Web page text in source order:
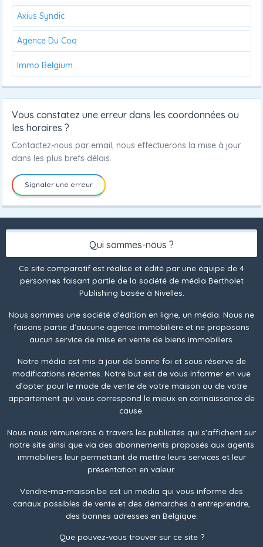
Axius Syndic
Agence Du Coq
Immo Belgium
Vous constatez une erreur dans les coordonnées ou
les horaires ?
Contactez-nous par email, nous effectuerons la mise à jour
dans les plus brefs délais.
Signaler une erreur
Qui sommes-nous ?
Ce site comparatif est réalisé et édité par une équipe de 4
personnes faisant partie de la société de média Bertholet
Publishing basée à Nivelles.
Nous sommes une société d'édition en ligne, un média. Nous ne
faisons partie d'aucune agence immobilière et ne proposons
aucun service de mise en vente de biens immobiliers.
Notre média est mis à jour de bonne foi et sous réserve de
modifications récentes. Notre but est de vous informer en vue
d’opter pour le mode de vente de votre maison ou de votre
appartement qui vous correspond le mieux en connaissance de
cause.
Nous nous rémunérons à travers les publicités qui s'affichent sur
notre site ainsi que via des abonnements proposés aux agents
immobiliers leur permettant de mettre leurs services et leur
présentation en valeur.
Vendre-ma-maison.be est un média qui vous informe des
canaux possibles de vente et des démarches à entreprendre,
des bonnes adresses en Belgique.
Que pouvez-vous trouver sur ce site ?